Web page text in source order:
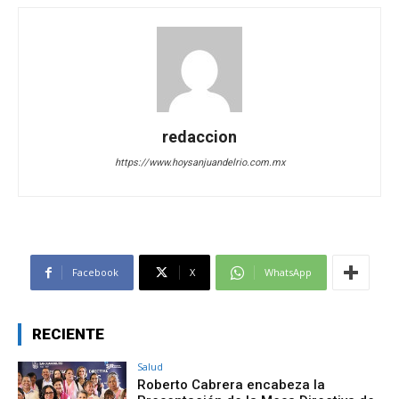
redaccion
https://www.hoysanjuandelrio.com.mx
Facebook X WhatsApp
RECIENTE
Salud
Roberto Cabrera encabeza la